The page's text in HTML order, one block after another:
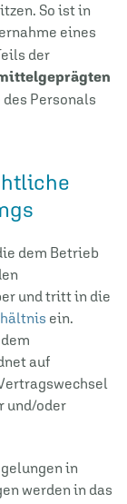
So ist in
eines
der
Personals
dem Betrieb
und tritt in die
ein.
auf
und/oder
in
werden in das